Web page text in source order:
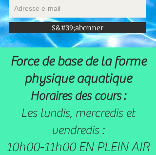
S&#39;abonner
Force de base de la forme
physique aquatique
Horaires des cours :
Les lundis, mercredis et
vendredis :
10h00-11h00 EN PLEIN AIR